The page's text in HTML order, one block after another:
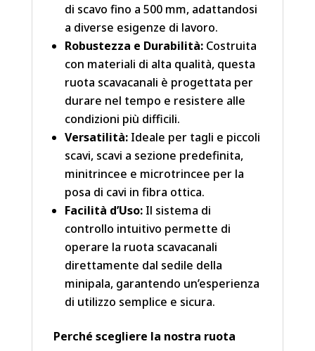
di scavo fino a 500 mm, adattandosi
a diverse esigenze di lavoro.
Robustezza e Durabilità:Costruita
con materiali di alta qualità, questa
ruota scavacanali è progettata per
durare nel tempo e resistere alle
condizioni più difficili.
Versatilità:Ideale per tagli e piccoli
scavi, scavi a sezione predefinita,
minitrincee e microtrincee per la
posa di cavi in fibra ottica.
Facilità d’Uso:Il sistema di
controllo intuitivo permette di
operare la ruota scavacanali
direttamente dal sedile della
minipala, garantendo un’esperienza
di utilizzo semplice e sicura.
Perché scegliere la nostra ruota